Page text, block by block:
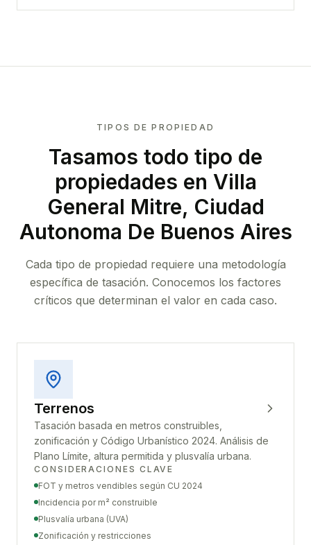
TIPOS DE PROPIEDAD
Tasamos todo tipo de
propiedades en Villa
General Mitre, Ciudad
Autonoma De Buenos Aires
Cada tipo de propiedad requiere una metodología
específica de tasación. Conocemos los factores
críticos que determinan el valor en cada caso.
Terrenos
Tasación basada en metros construibles,
zonificación y Código Urbanístico 2024. Análisis de
Plano Límite, altura permitida y plusvalía urbana.
CONSIDERACIONES CLAVE
FOT y metros vendibles según CU 2024
Incidencia por m² construible
Plusvalía urbana (UVA)
Zonificación y restricciones